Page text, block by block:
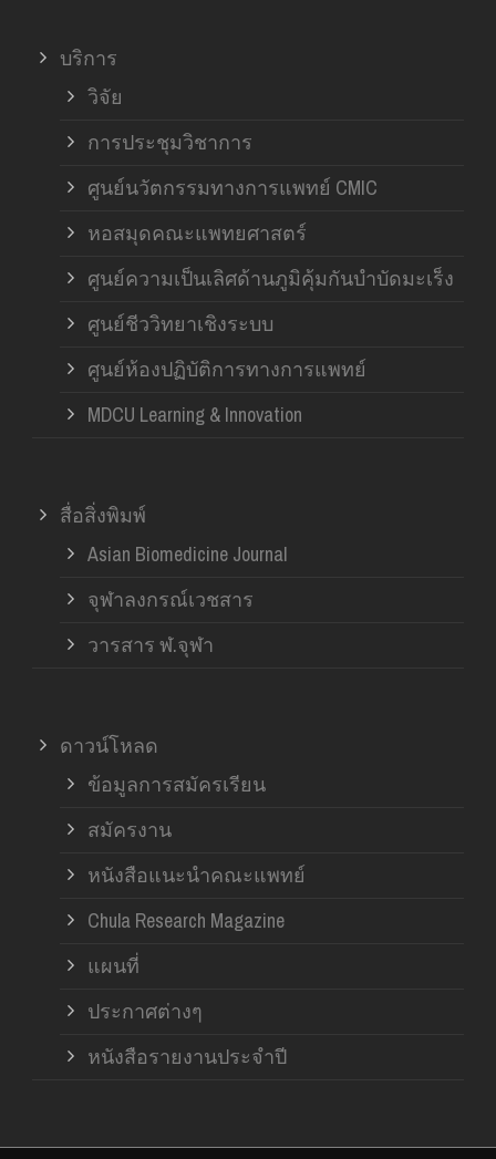
บริการ
วิจัย
การประชุมวิชาการ
ศูนย์นวัตกรรมทางการแพทย์ CMIC
หอสมุดคณะแพทยศาสตร์
ศูนย์ความเป็นเลิศด้านภูมิคุ้มกันบำบัดมะเร็ง
ศูนย์ชีววิทยาเชิงระบบ
ศูนย์ห้องปฏิบัติการทางการแพทย์
MDCU Learning & Innovation
สื่อสิ่งพิมพ์
Asian Biomedicine Journal
จุฬาลงกรณ์เวชสาร
วารสาร ฬ.จุฬา
ดาวน์โหลด
ข้อมูลการสมัครเรียน
สมัครงาน
หนังสือแนะนำคณะแพทย์
Chula Research Magazine
แผนที่
ประกาศต่างๆ
หนังสือรายงานประจำปี